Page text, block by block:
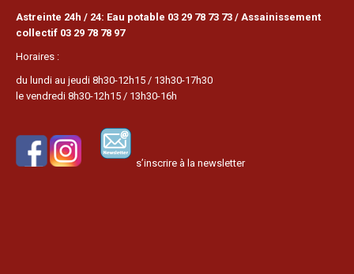
Astreinte 24h / 24: Eau potable 03 29 78 73 73 / Assainissement
collectif 03 29 78 78 97
Horaires :
du lundi au jeudi 8h30-12h15 / 13h30-17h30
le vendredi 8h30-12h15 / 13h30-16h
s’inscrire à la newsletter